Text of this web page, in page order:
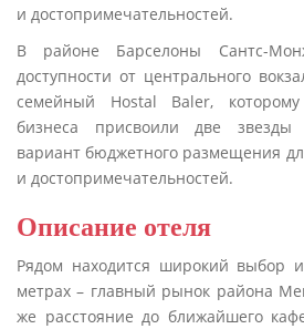
и достопримечательностей.
В районе Барселоны Сантс-
доступности от центрального
семейный Hostal Baler, которому
бизнеса присвоили две звезды
вариант бюджетного размещения
и достопримечательностей.
Описание отеля
Рядом находится широкий выбор
метрах – главный рынок района
же расстояние до ближайшего